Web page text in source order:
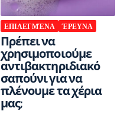
ΕΠΙΛΕΓΜΈΝΑ ΈΡΕΥΝΑ
Πρέπει να
χρησιμοποιούμε
αντιβακτηριδιακό
σαπούνι για να
πλένουμε τα χέρια
μας;